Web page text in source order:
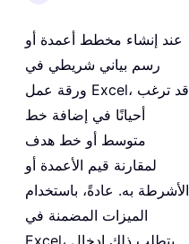
عند إنشاء مخطط أعمدة أو
رسم بياني شريطي في
ورقة عمل Excel، قد ترغب
أحيانًا في إضافة خط
متوسط أو خط هدف
لمقارنة قيم الأعمدة أو
الأشرطة به. عادةً، باستخدام
الميزات المضمنة في